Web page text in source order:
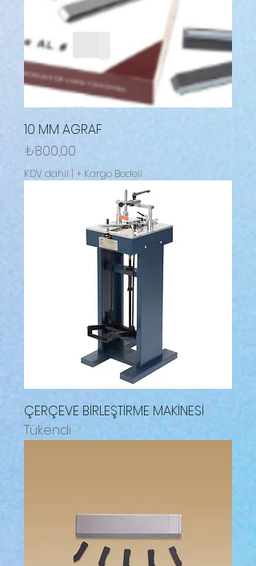
10 MM AGRAF
Fiyat
₺800,00
KDV dahil | + Kargo Bedeli
ÇERÇEVE BİRLEŞTİRME MAKİNESİ
Tükendi